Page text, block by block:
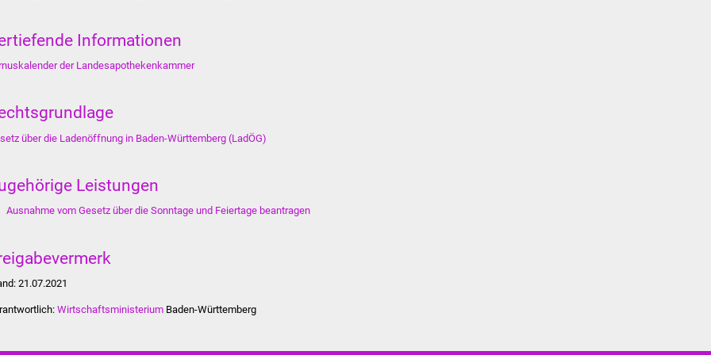
Informationen
der Landesapothekenkammer
über die Ladenöffnung in Baden-Württemberg (LadÖG)
Leistungen
Ausnahme vom Gesetz über die Sonntage und Feiertage beantragen
21.07.2021
Wirtschaftsministerium Baden-Württemberg